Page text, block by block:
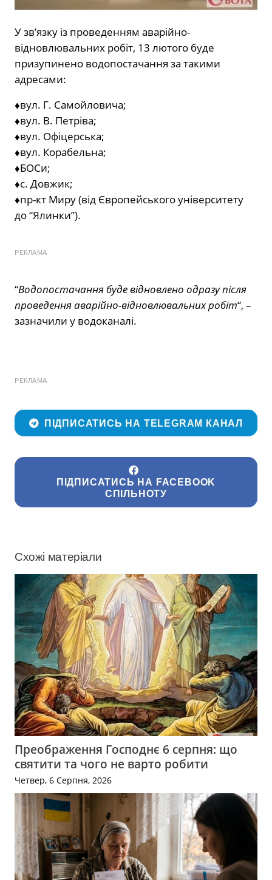
У зв’язку із проведенням аварійно-
відновлювальних робіт, 13 лютого буде
призупинено водопостачання за такими
адресами:
♦️вул. Г. Самойловича;
♦️вул. В. Петріва;
♦️вул. Офіцерська;
♦️вул. Корабельна;
♦️БОСи;
♦️с. Довжик;
♦️пр-кт Миру (від Європейського університету
до “Ялинки”).
РЕКЛАМА
“Водопостачання буде відновлено одразу після
проведення аварійно-відновлювальних робіт“, –
зазначили у водоканалі.
РЕКЛАМА
ПІДПИСАТИСЬ НА TELEGRAM КАНАЛ
ПІДПИСАТИСЬ НА FACEBOOK
СПІЛЬНОТУ
Схожі матеріали
Преображення Господнє 6 серпня: що
святити та чого не варто робити
Четвер, 6 Серпня, 2026